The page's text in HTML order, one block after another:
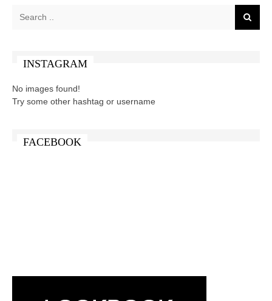
INSTAGRAM
No images found!
Try some other hashtag or username
FACEBOOK